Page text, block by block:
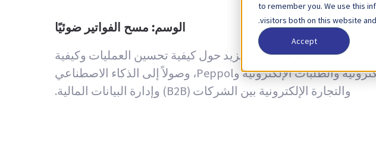
to remember you. We use this
visitors both on this website
Accept
الوسم: مسح الفواتير ضوئيًا
المنتجات. تعرف على المزيد حول كيفية تحسين العمليات وكيفية
الاستفادة من بيانات المعاملات لتحقيق التميز التشغيلي — بدءًا من الفواتير الإلكترونية والطلبات الإلكترونية وPeppol، وصولاً إلى الذكاء الاصطناعي
والتجارة الإلكترونية بين الشركات (B2B) وإدارة البيانات المالية.